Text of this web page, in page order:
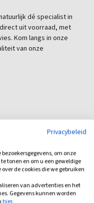
dé specialist in
uit voorraad, met
Kom langs in onze
van onze
Privacybeleid
om onze
tonen en om u een geweldige
de cookies die we gebruiken
van advertenties en het
Gegevens kunnen worden
hier.